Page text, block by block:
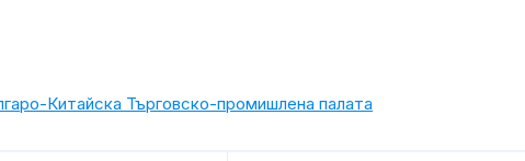
Китайска Търговско-промишлена палaта